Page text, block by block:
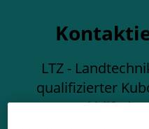
LTZ -
qualifizierter
und hilft